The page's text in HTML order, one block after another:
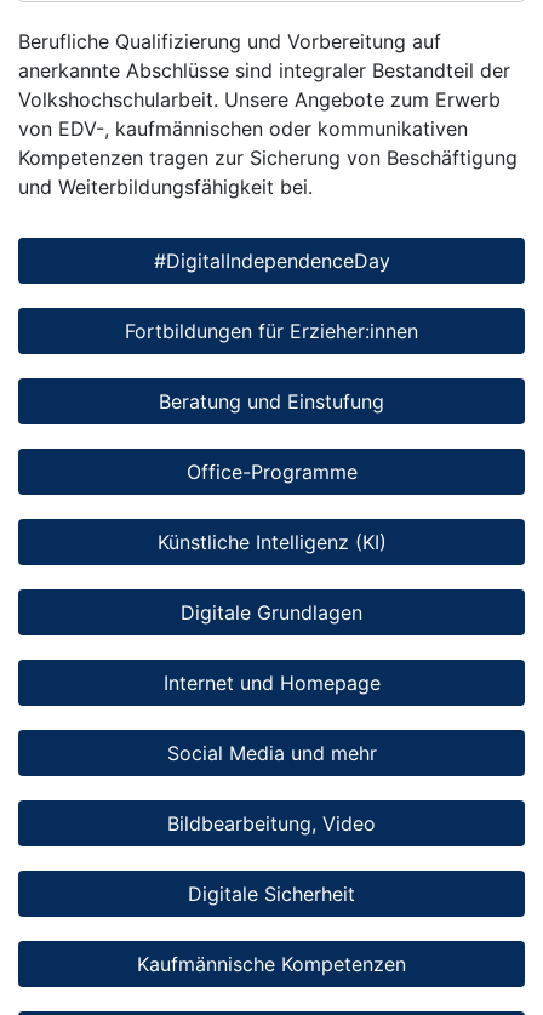
Berufliche Qualifizierung und Vorbereitung auf
anerkannte Abschlüsse sind integraler Bestandteil der
Volkshochschularbeit. Unsere Angebote zum Erwerb
von EDV-, kaufmännischen oder kommunikativen
Kompetenzen tragen zur Sicherung von Beschäftigung
und Weiterbildungsfähigkeit bei.
#DigitalIndependenceDay
Fortbildungen für Erzieher:innen
Beratung und Einstufung
Office-Programme
Künstliche Intelligenz (KI)
Digitale Grundlagen
Internet und Homepage
Social Media und mehr
Bildbearbeitung, Video
Digitale Sicherheit
Kaufmännische Kompetenzen